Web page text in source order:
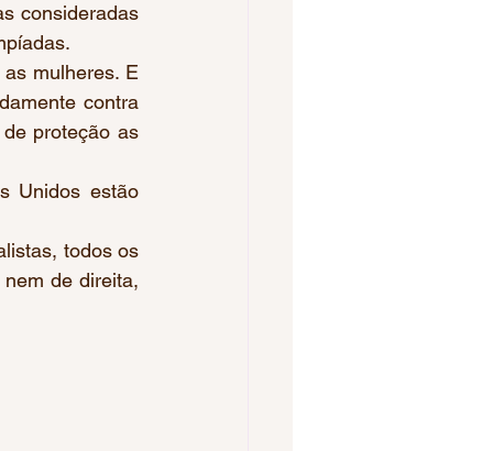
consideradas
contra
proteção as
Unidos estão
todos os
de direita,